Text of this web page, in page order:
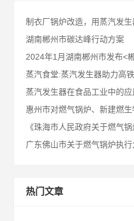
制衣厂锅炉改造，用蒸汽发生
湖南郴州市碳达峰行动方案
蒸汽食堂:蒸汽发生器助力高
热门文章